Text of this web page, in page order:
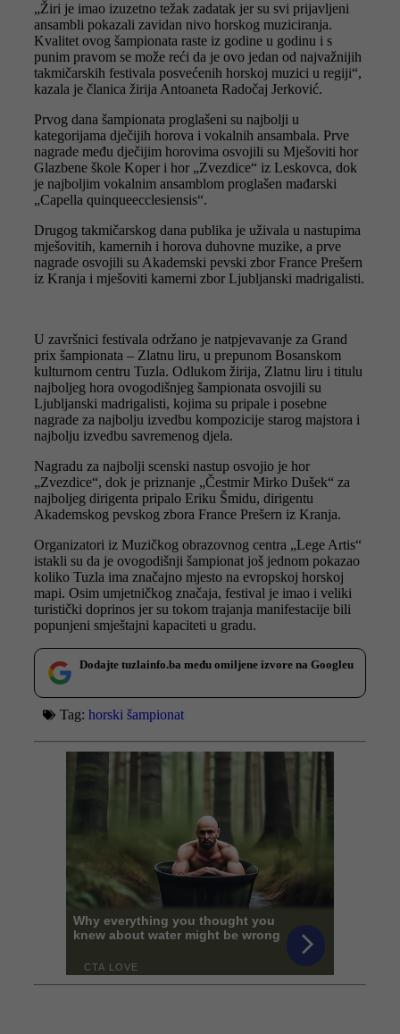
„Žiri je imao izuzetno težak zadatak jer su svi prijavljeni
ansambli pokazali zavidan nivo horskog muziciranja.
Kvalitet ovog šampionata raste iz godine u godinu i s
punim pravom se može reći da je ovo jedan od najvažnijih
takmičarskih festivala posvećenih horskoj muzici u regiji“,
kazala je članica žirija Antoaneta Radočaj Jerković.
Prvog dana šampionata proglašeni su najbolji u
kategorijama dječijih horova i vokalnih ansambala. Prve
nagrade među dječijim horovima osvojili su Mješoviti hor
Glazbene škole Koper i hor „Zvezdice“ iz Leskovca, dok
je najboljim vokalnim ansamblom proglašen mađarski
„Capella quinqueecclesiensis“.
Drugog takmičarskog dana publika je uživala u nastupima
mješovitih, kamernih i horova duhovne muzike, a prve
nagrade osvojili su Akademski pevski zbor France Prešern
iz Kranja i mješoviti kamerni zbor Ljubljanski madrigalisti.
U završnici festivala održano je natpjevavanje za Grand
prix šampionata – Zlatnu liru, u prepunom Bosanskom
kulturnom centru Tuzla. Odlukom žirija, Zlatnu liru i titulu
najboljeg hora ovogodišnjeg šampionata osvojili su
Ljubljanski madrigalisti, kojima su pripale i posebne
nagrade za najbolju izvedbu kompozicije starog majstora i
najbolju izvedbu savremenog djela.
Nagradu za najbolji scenski nastup osvojio je hor
„Zvezdice“, dok je priznanje „Čestmir Mirko Dušek“ za
najboljeg dirigenta pripalo Eriku Šmidu, dirigentu
Akademskog pevskog zbora France Prešern iz Kranja.
Organizatori iz Muzičkog obrazovnog centra „Lege Artis“
istakli su da je ovogodišnji šampionat još jednom pokazao
koliko Tuzla ima značajno mjesto na evropskoj horskoj
mapi. Osim umjetničkog značaja, festival je imao i veliki
turistički doprinos jer su tokom trajanja manifestacije bili
popunjeni smještajni kapaciteti u gradu.
Dodajte tuzlainfo.ba među omiljene izvore na Googleu
Tag: horski šampionat